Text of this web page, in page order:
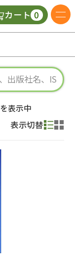
カート 0
補助教材
参考書
を表示中
表示切替